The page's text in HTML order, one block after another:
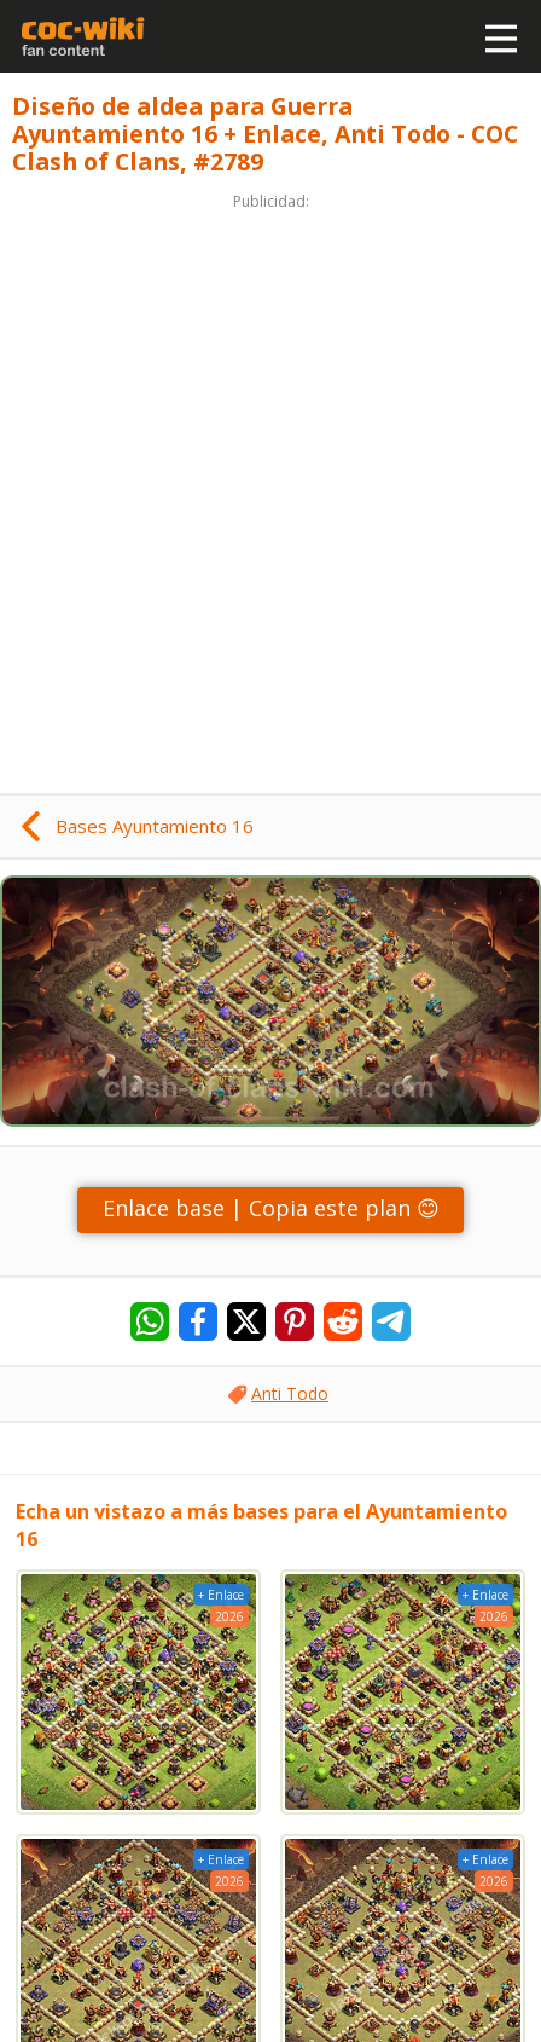
Diseño de aldea para Guerra
Ayuntamiento 16 + Enlace, Anti Todo - COC
Clash of Clans, #2789
Publicidad:
Bases Ayuntamiento 16
Enlace base | Copia este plan 😊
Anti Todo
Echa un vistazo a más bases para el Ayuntamiento
16
+ Enlace
2026
+ Enlace
2026
+ Enlace
2026
+ Enlace
2026